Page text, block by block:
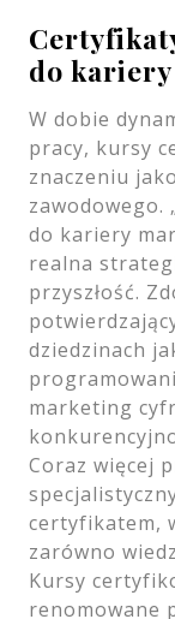
do
W dobie
pracy, kursy
znaczeniu
zawodowego.
do kariery
realna
przyszłość.
dziedzinach
marketing
Coraz więcej
certyfikatem,
zarówno
Kursy
renomowane